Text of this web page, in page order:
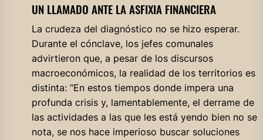
UN LLAMADO ANTE LA ASFIXIA FINANCIERA
La crudeza del diagnóstico no se hizo esperar.
Durante el cónclave, los jefes comunales
advirtieron que, a pesar de los discursos
macroeconómicos, la realidad de los territorios es
distinta: “En estos tiempos donde impera una
profunda crisis y, lamentablemente, el derrame de
las actividades a las que les está yendo bien no se
nota, se nos hace imperioso buscar soluciones